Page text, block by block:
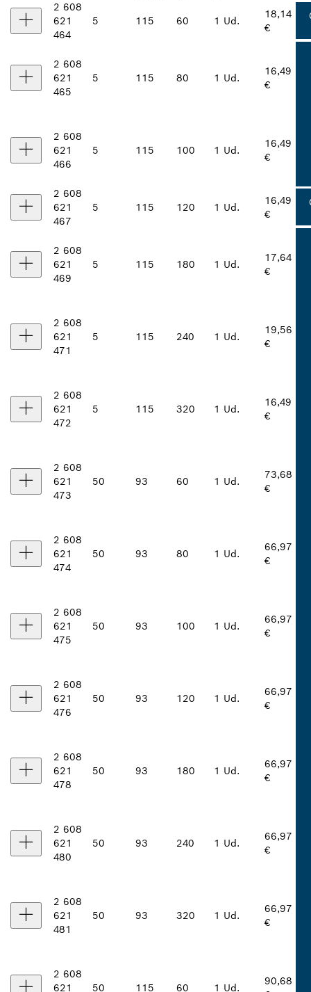
2 608
621
464
5 115 60 1 Ud.
18,14
€
2 608
621
465
5 115 80 1 Ud.
16,49
€
2 608
621
466
5 115 100 1 Ud.
16,49
€
2 608
621
467
5 115 120 1 Ud.
16,49
€
2 608
621
469
5 115 180 1 Ud.
17,64
€
2 608
621
471
5 115 240 1 Ud.
19,56
€
2 608
621
472
5 115 320 1 Ud.
16,49
€
2 608
621
473
50 93 60 1 Ud.
73,68
€
2 608
621
474
50 93 80 1 Ud.
66,97
€
2 608
621
475
50 93 100 1 Ud.
66,97
€
2 608
621
476
50 93 120 1 Ud.
66,97
€
2 608
621
478
50 93 180 1 Ud.
66,97
€
2 608
621
480
50 93 240 1 Ud.
66,97
€
2 608
621
481
50 93 320 1 Ud.
66,97
€
2 608
621
50 115 60 1 Ud.
90,68